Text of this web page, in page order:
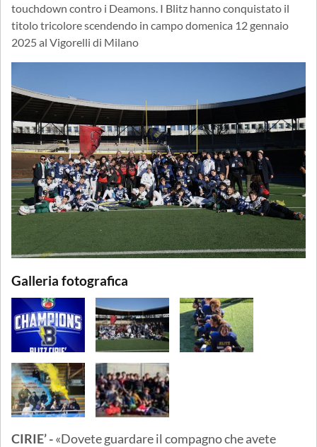
touchdown contro i Deamons. I Blitz hanno conquistato il
titolo tricolore scendendo in campo domenica 12 gennaio
2025 al Vigorelli di Milano
Galleria fotografica
CIRIE’ -«Dovete guardare il compagno che avete